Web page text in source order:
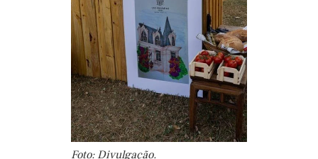
Foto: Divulgação.